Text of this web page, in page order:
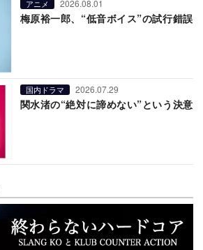
アニメ 2026.08.01
梅原裕一郎、“低音ボイス”の試行錯誤
国内ドラマ 2026.07.29
関水渚の“絶対に諦めない”という決意